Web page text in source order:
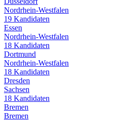
Nordrhein-Westfalen
19 Kandidaten
Essen
Nordrhein-Westfalen
18 Kandidaten
Dortmund
Nordrhein-Westfalen
18 Kandidaten
Dresden
Sachsen
18 Kandidaten
Bremen
Bremen